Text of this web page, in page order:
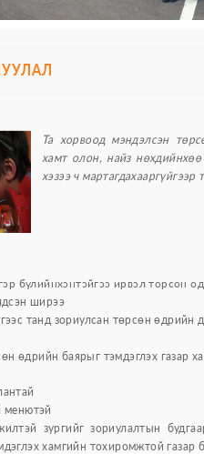
Та хорвоод мэндэлсэн
хамт олон, найз
хэзээ ч мартагдахааргүйгээр
бүлийнхэнтэйгээ ирвэл
ширээ
танд зориулсан төрсөн өдрийн
өдрийн баярыг тэмдэглэх газар
менютэй
зургийг зориулалтын
хамгийн тохиромжтой газар